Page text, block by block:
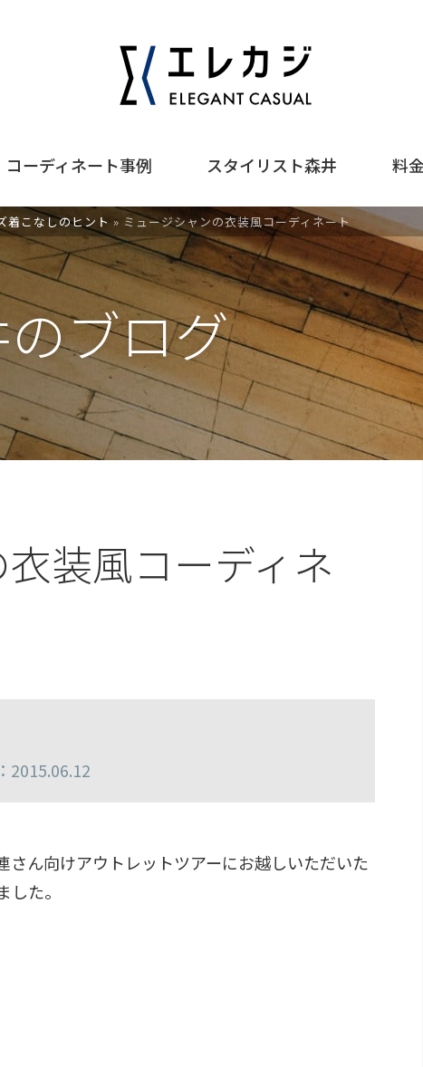
コーディネート事例 スタイリスト森井 料
ブログ
着こなしのヒント » ミュージシャンの衣装風コーディネート
装風コーディネ
2015.06.12
ん向けアウトレットツアーにお越しいただいた
た。